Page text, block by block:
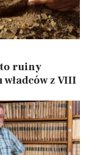
ruiny
władców z VIII